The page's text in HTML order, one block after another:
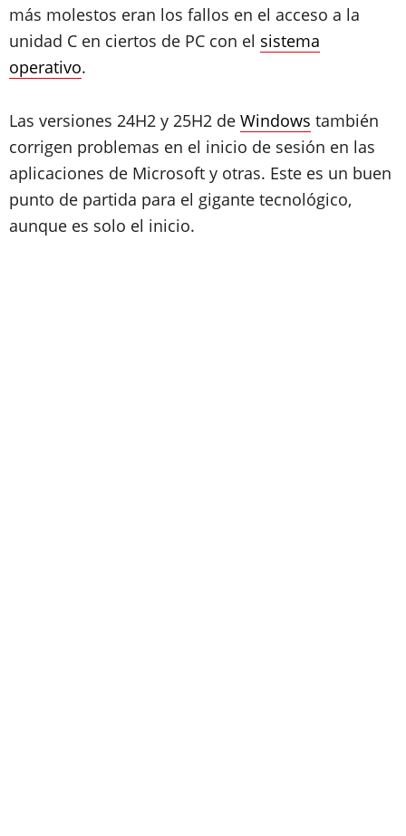
más molestos eran los fallos en el acceso a la
unidad C en ciertos de PC con el sistema
operativo.
Las versiones 24H2 y 25H2 de Windows también
corrigen problemas en el inicio de sesión en las
aplicaciones de Microsoft y otras. Este es un buen
punto de partida para el gigante tecnológico,
aunque es solo el inicio.